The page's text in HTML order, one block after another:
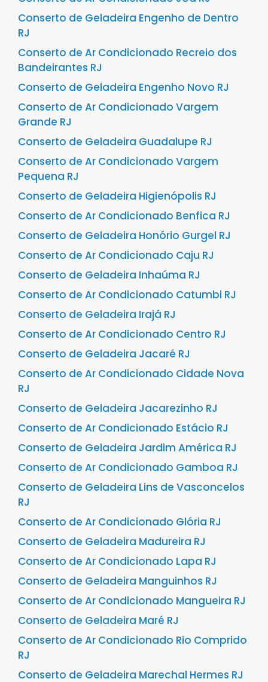
Conserto de Geladeira Engenho de Dentro
RJ
Conserto de Ar Condicionado Recreio dos
Bandeirantes RJ
Conserto de Geladeira Engenho Novo RJ
Conserto de Ar Condicionado Vargem
Grande RJ
Conserto de Geladeira Guadalupe RJ
Conserto de Ar Condicionado Vargem
Pequena RJ
Conserto de Geladeira Higienópolis RJ
Conserto de Ar Condicionado Benfica RJ
Conserto de Geladeira Honório Gurgel RJ
Conserto de Ar Condicionado Caju RJ
Conserto de Geladeira Inhaúma RJ
Conserto de Ar Condicionado Catumbi RJ
Conserto de Geladeira Irajá RJ
Conserto de Ar Condicionado Centro RJ
Conserto de Geladeira Jacaré RJ
Conserto de Ar Condicionado Cidade Nova
RJ
Conserto de Geladeira Jacarezinho RJ
Conserto de Ar Condicionado Estácio RJ
Conserto de Geladeira Jardim América RJ
Conserto de Ar Condicionado Gamboa RJ
Conserto de Geladeira Lins de Vasconcelos
RJ
Conserto de Ar Condicionado Glória RJ
Conserto de Geladeira Madureira RJ
Conserto de Ar Condicionado Lapa RJ
Conserto de Geladeira Manguinhos RJ
Conserto de Ar Condicionado Mangueira RJ
Conserto de Geladeira Maré RJ
Conserto de Ar Condicionado Rio Comprido
RJ
Conserto de Geladeira Marechal Hermes RJ